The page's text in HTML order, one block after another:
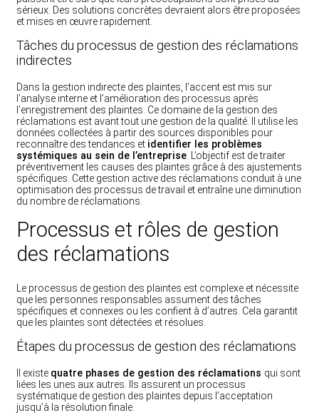
sérieux. Des solutions concrètes devraient alors être proposées
et mises en œuvre rapidement.
Tâches du processus de gestion des réclamations
indirectes
Dans la gestion indirecte des plaintes, l’accent est mis sur
l’analyse interne et l’amélioration des processus après
l’enregistrement des plaintes. Ce domaine de la gestion des
réclamations est avant tout une gestion de la qualité. Il utilise les
données collectées à partir des sources disponibles pour
reconnaître des tendances et identifier les problèmes
systémiques au sein de l’entreprise . L’objectif est de traiter
préventivement les causes des plaintes grâce à des ajustements
spécifiques. Cette gestion active des réclamations conduit à une
optimisation des processus de travail et entraîne une diminution
du nombre de réclamations.
Processus et rôles de gestion
des réclamations
Le processus de gestion des plaintes est complexe et nécessite
que les personnes responsables assument des tâches
spécifiques et connexes ou les confient à d’autres. Cela garantit
que les plaintes sont détectées et résolues.
Étapes du processus de gestion des réclamations
Il existe quatre phases de gestion des réclamations qui sont
liées les unes aux autres. Ils assurent un processus
systématique de gestion des plaintes depuis l’acceptation
jusqu’à la résolution finale.